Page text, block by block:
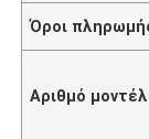
Όροι
Αριθμό